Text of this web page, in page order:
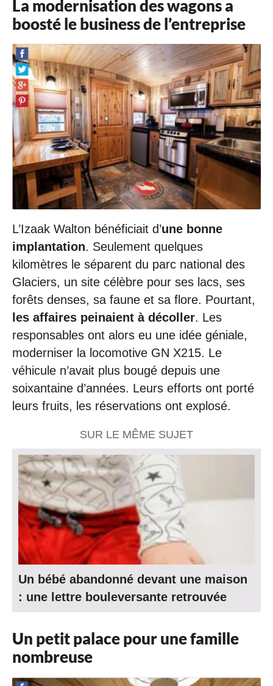
La modernisation des wagons a
boosté le business de l’entreprise
L’Izaak Walton bénéficiait d’une bonne
implantation. Seulement quelques
kilomètres le séparent du parc national des
Glaciers, un site célèbre pour ses lacs, ses
forêts denses, sa faune et sa flore. Pourtant,
les affaires peinaient à décoller. Les
responsables ont alors eu une idée géniale,
moderniser la locomotive GN X215. Le
véhicule n’avait plus bougé depuis une
soixantaine d’années. Leurs efforts ont porté
leurs fruits, les réservations ont explosé.
SUR LE MÊME SUJET
Un bébé abandonné devant une maison
: une lettre bouleversante retrouvée
Un petit palace pour une famille
nombreuse